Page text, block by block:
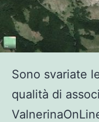
Sono svariate
qualità di